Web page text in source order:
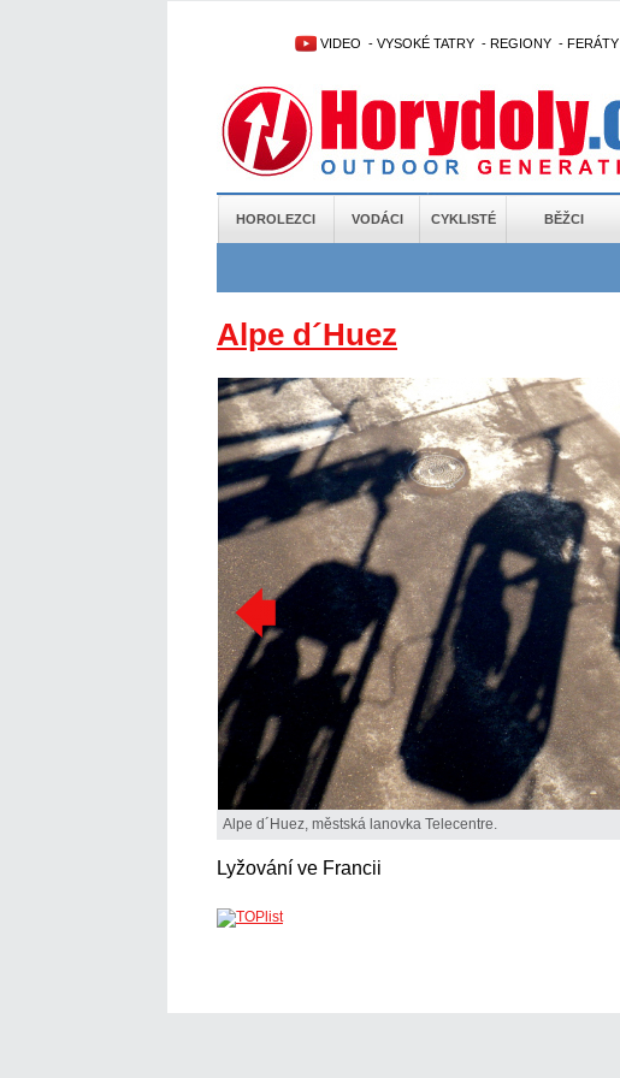
VIDEO - VYSOKÉ TATRY - REGIONY - FERÁTY
HOROLEZCI VODÁCI CYKLISTÉ BĚŽCI
Alpe d´Huez
Alpe d´Huez, městská lanovka Telecentre.
Lyžování ve Francii